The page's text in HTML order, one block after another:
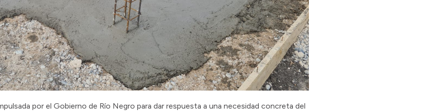
por el Gobierno de Río Negro para dar respuesta a una necesidad concreta del